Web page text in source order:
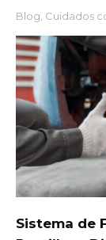
Blog Cuidados
Sistema de